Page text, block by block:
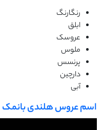
رنگارنگ
ابلق
عروسک
ملوس
پرنسس
دارچین
آبی
اسم عروس هلندی بانمک